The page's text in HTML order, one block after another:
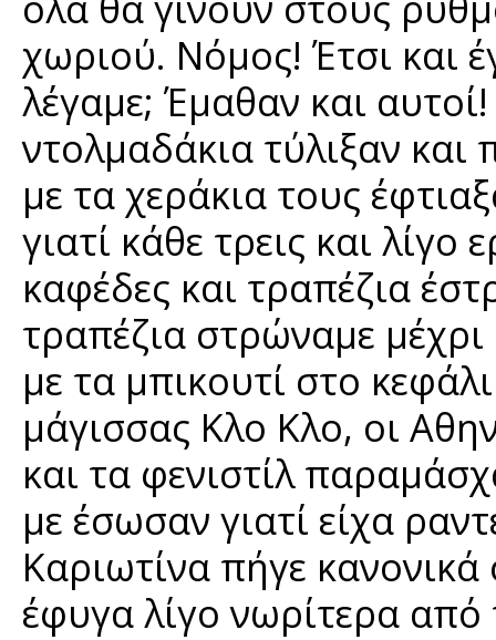
χωριού. Νόμος! Έτσι και
λέγαμε; Έμαθαν και
ντολμαδάκια τύλιξαν
με τα χεράκια τους
γιατί κάθε τρεις και
καφέδες και τραπέζια
τραπέζια στρώναμε
με τα μπικουτί στο
μάγισσας Κλο Κλο, οι
και τα φενιστίλ
με έσωσαν γιατί είχα
Καριωτίνα πήγε κανονικά
έφυγα λίγο νωρίτερα